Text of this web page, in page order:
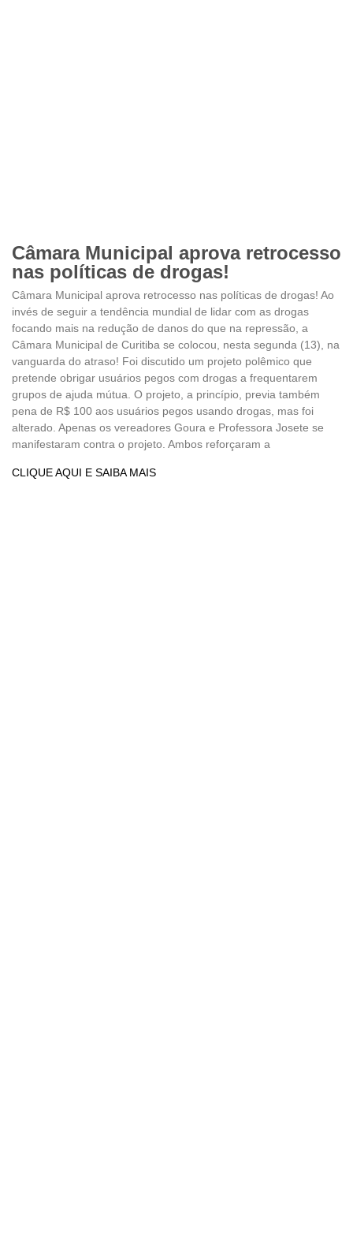
Câmara Municipal aprova retrocesso
nas políticas de drogas!
Câmara Municipal aprova retrocesso nas políticas de drogas! Ao
invés de seguir a tendência mundial de lidar com as drogas
focando mais na redução de danos do que na repressão, a
Câmara Municipal de Curitiba se colocou, nesta segunda (13), na
vanguarda do atraso! Foi discutido um projeto polêmico que
pretende obrigar usuários pegos com drogas a frequentarem
grupos de ajuda mútua. O projeto, a princípio, previa também
pena de R$ 100 aos usuários pegos usando drogas, mas foi
alterado. Apenas os vereadores Goura e Professora Josete se
manifestaram contra o projeto. Ambos reforçaram a
CLIQUE AQUI E SAIBA MAIS